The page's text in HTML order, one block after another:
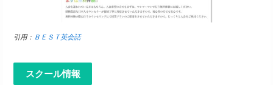
引用： ＢＥＳＴ英会話
スクール情報